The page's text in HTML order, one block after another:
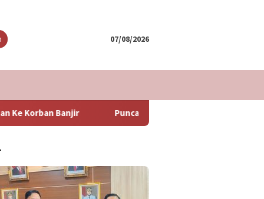
07/08/2026
Puncak Arus Balik Lebaran 2024 Diperkirakan Hari